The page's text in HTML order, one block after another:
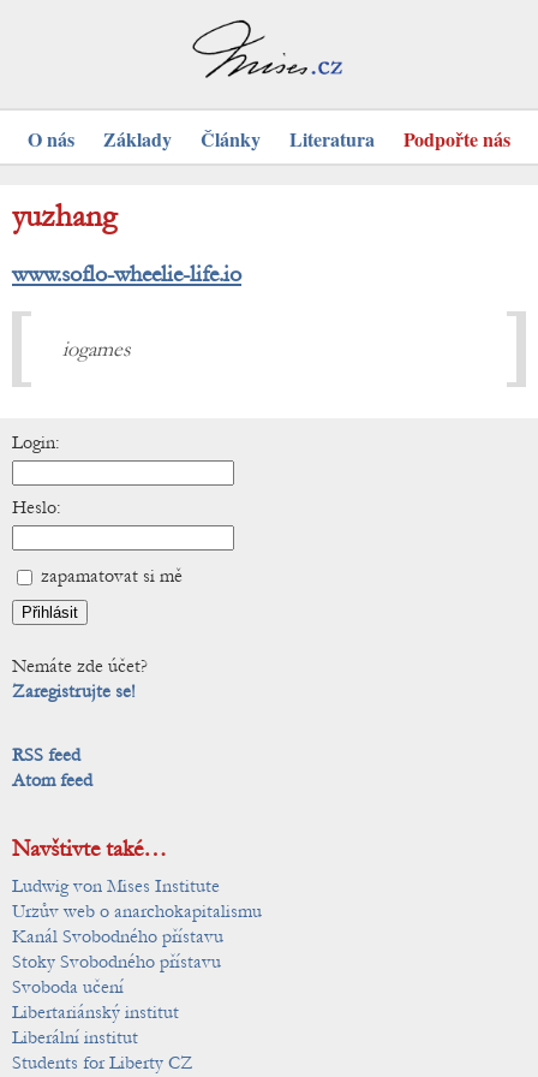
O nás Základy Články Literatura Podpořte nás
yuzhang
www.soflo-wheelie-life.io
iogames
Login:
Heslo:
zapamatovat si mě
Nemáte zde účet?
Zaregistrujte se!
RSS feed
Atom feed
Navštivte také…
Ludwig von Mises Institute
Urzův web o anarchokapitalismu
Kanál Svobodného přístavu
Stoky Svobodného přístavu
Svoboda učení
Libertariánský institut
Liberální institut
Students for Liberty CZ